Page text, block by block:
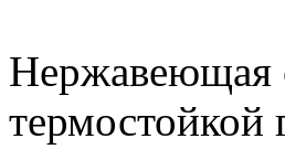
Нержавеющая
термостойкой